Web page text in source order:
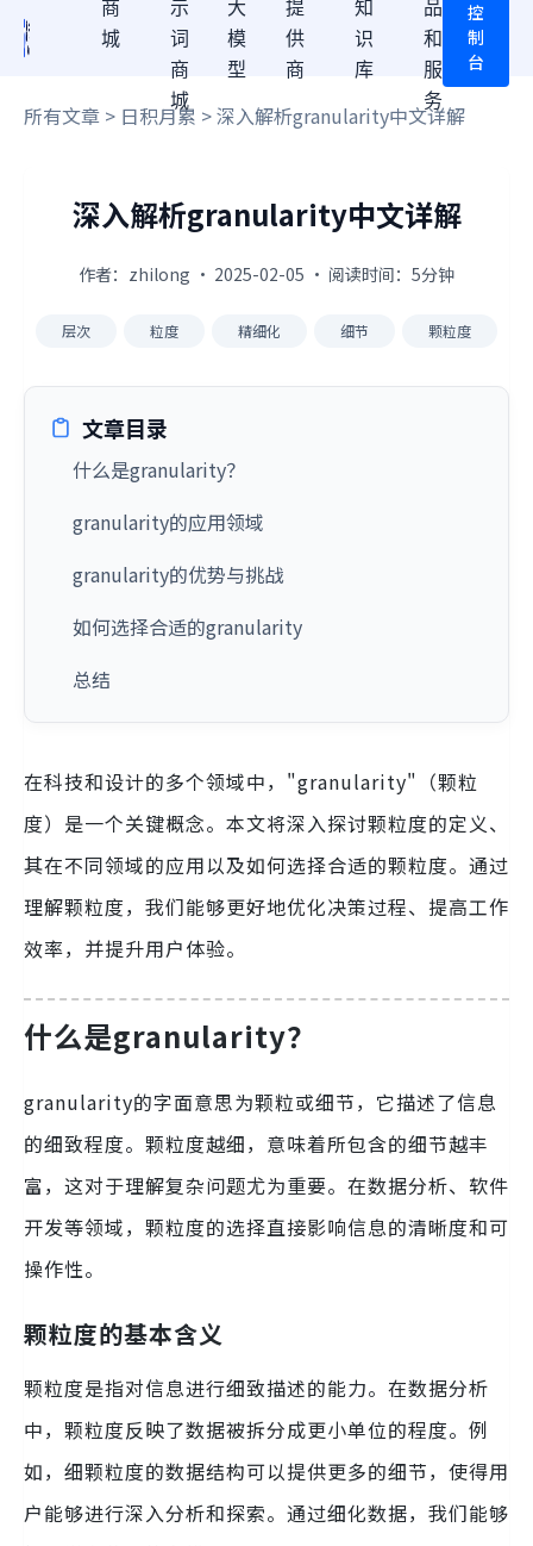
商
城
示
词
商
城
大
模
型
提
供
商
知
识
库
品
和
服
务
控
制
台
所有文章 > 日积月累 > 深入解析granularity中文详解
深入解析granularity中文详解
作者：zhilong · 2025-02-05 · 阅读时间：5分钟
层次 粒度 精细化 细节 颗粒度
文章目录
什么是granularity？
granularity的应用领域
granularity的优势与挑战
如何选择合适的granularity
总结
在科技和设计的多个领域中，"granularity"（颗粒
度）是一个关键概念。本文将深入探讨颗粒度的定义、
其在不同领域的应用以及如何选择合适的颗粒度。通过
理解颗粒度，我们能够更好地优化决策过程、提高工作
效率，并提升用户体验。
什么是granularity？
granularity的字面意思为颗粒或细节，它描述了信息
的细致程度。颗粒度越细，意味着所包含的细节越丰
富，这对于理解复杂问题尤为重要。在数据分析、软件
开发等领域，颗粒度的选择直接影响信息的清晰度和可
操作性。
颗粒度的基本含义
颗粒度是指对信息进行细致描述的能力。在数据分析
中，颗粒度反映了数据被拆分成更小单位的程度。例
如，细颗粒度的数据结构可以提供更多的细节，使得用
户能够进行深入分析和探索。通过细化数据，我们能够